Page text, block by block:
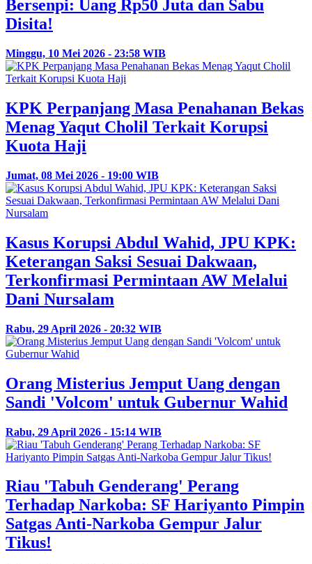
Bersenpi: Uang Rp50 Juta dan Sabu
Disita!
Minggu, 10 Mei 2026 - 23:58 WIB
KPK Perpanjang Masa Penahanan Bekas
Menag Yaqut Cholil Terkait Korupsi
Kuota Haji
Jumat, 08 Mei 2026 - 19:00 WIB
Kasus Korupsi Abdul Wahid, JPU KPK:
Keterangan Saksi Sesuai Dakwaan,
Terkonfirmasi Permintaan AW Melalui
Dani Nursalam
Rabu, 29 April 2026 - 20:32 WIB
Orang Misterius Jemput Uang dengan
Sandi 'Volcom' untuk Gubernur Wahid
Rabu, 29 April 2026 - 15:14 WIB
Riau 'Tabuh Genderang' Perang
Terhadap Narkoba: SF Hariyanto Pimpin
Satgas Anti-Narkoba Gempur Jalur
Tikus!